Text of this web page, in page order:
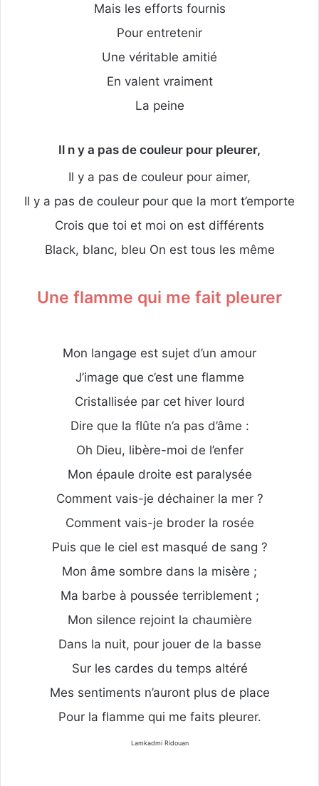
Mais les efforts fournis
Pour entretenir
Une véritable amitié
En valent vraiment
La peine
Il n y a pas de couleur pour pleurer,
Il y a pas de couleur pour aimer,
Il y a pas de couleur pour que la mort t’emporte
Crois que toi et moi on est différents
Black, blanc, bleu On est tous les même
Une flamme qui me fait pleurer
Mon langage est sujet d’un amour
J’image que c’est une flamme
Cristallisée par cet hiver lourd
Dire que la flûte n’a pas d’âme :
Oh Dieu, libère-moi de l’enfer
Mon épaule droite est paralysée
Comment vais-je déchainer la mer ?
Comment vais-je broder la rosée
Puis que le ciel est masqué de sang ?
Mon âme sombre dans la misère ;
Ma barbe à poussée terriblement ;
Mon silence rejoint la chaumière
Dans la nuit, pour jouer de la basse
Sur les cardes du temps altéré
Mes sentiments n’auront plus de place
Pour la flamme qui me faits pleurer.
Lamkadmi Ridouan